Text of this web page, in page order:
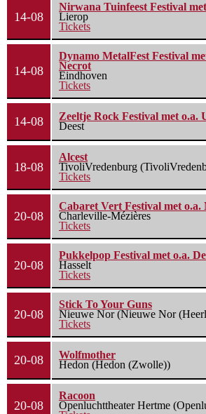
14-08
Nirwana Tuinfeest Festival
Lierop
Tickets
14-08
Dynamo MetalFest Festival
Necrot
Eindhoven
Tickets
14-08
Zeeltje Rock Festival met o.a.
Deest
18-08
Alcest
TivoliVredenburg
Tickets
20-08
Cabaret Vert Festival met o.a.
Charleville-Mézières
Tickets
20-08
Pukkelpop Festival met o.a.
Hasselt
Tickets
20-08
Stick To Your Guns
Nieuwe Nor (Nieuwe Nor
Tickets
20-08
Wolfmother
Hedon (Hedon (Zwolle))
20-08
Racoon
Openluchttheater Hertme